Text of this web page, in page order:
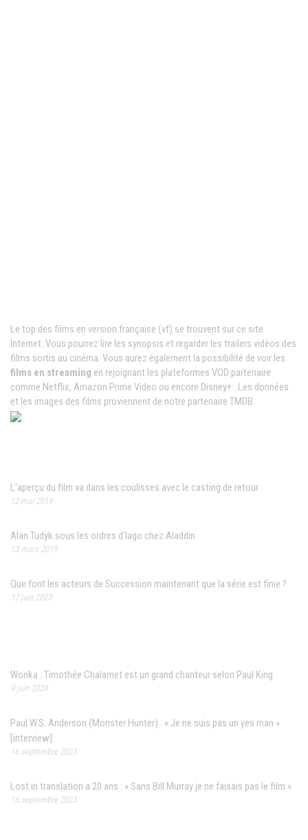
Le top des films en version française (vf) se trouvent sur ce site
Internet. Vous pourrez lire les synopsis et regarder les trailers vidéos des
films sortis au cinéma. Vous aurez également la possibilité de voir les
films en streaming en rejoignant les plateformes VOD partenaire
comme Netflix, Amazon Prime Video ou encore Disney+ . Les données
et les images des films proviennent de notre partenaire TMDB.
L'aperçu du film va dans les coulisses avec le casting de retour
12 mai 2019
Alan Tudyk sous les ordres d'Iago chez Aladdin
13 mars 2019
Que font les acteurs de Succession maintenant que la série est finie ?
17 juin 2023
Wonka : Timothée Chalamet est un grand chanteur selon Paul King
9 juin 2024
Paul W.S. Anderson (Monster Hunter) : « Je ne suis pas un yes man »
[interview]
16 septembre 2023
Lost in translation a 20 ans : « Sans Bill Murray je ne faisais pas le film »
15 septembre 2023